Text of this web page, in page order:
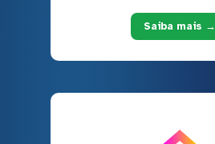
Saiba mais →